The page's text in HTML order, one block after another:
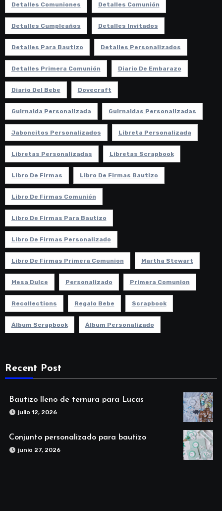
Detalles Comuniones Detalles Comunión
Detalles Cumpleaños Detalles Invitados
Detalles Para Bautizo Detalles Personalizados
Detalles Primera Comunión Diario De Embarazo
Diario Del Bebe Dovecraft
Guirnalda Personalizada Guirnaldas Personalizadas
Jaboncitos Personalizados Libreta Personalizada
Libretas Personalizadas Libretas Scrapbook
Libro De Firmas Libro De Firmas Bautizo
Libro De Firmas Comunión
Libro De Firmas Para Bautizo
Libro De Firmas Personalizado
Libro De Firmas Primera Comunion Martha Stewart
Mesa Dulce Personalizado Primera Comunion
Recollections Regalo Bebe Scrapbook
Álbum Scrapbook Álbum Personalizado
Recent Post
Bautizo lleno de ternura para Lucas
julio 12, 2026
Conjunto personalizado para bautizo
junio 27, 2026